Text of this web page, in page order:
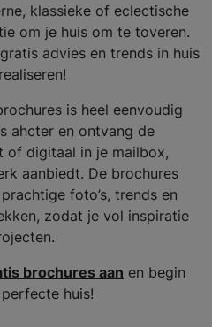
klassieke of eclectische
om je huis om te toveren.
advies en trends in huis
is heel eenvoudig
ahcter en ontvang de
of digitaal in je mailbox,
aanbiedt. De brochures
foto’s, trends en
zodat je vol inspiratie
brochures aan en begin
huis!